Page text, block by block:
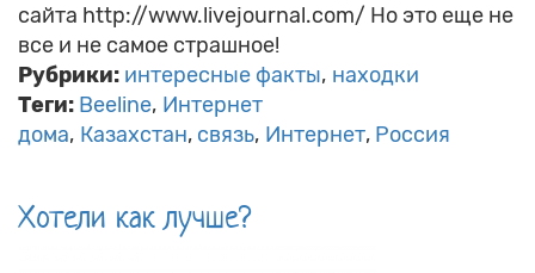
сайта http://www.livejournal.com/ Но это еще не
все и не самое страшное!
Рубрики: интересные факты находки
Теги: Beeline Интернет
дома Казахстан связь Интернет Россия
Хотели как лучше?